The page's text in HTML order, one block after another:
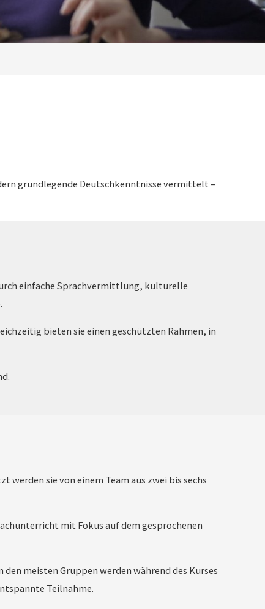
grundlegende Deutschkenntnisse vermittelt –
einfache Sprachvermittlung, kulturelle
bieten sie einen geschützten Rahmen, in
sie von einem Team aus zwei bis sechs
mit Fokus auf dem gesprochenen
meisten Gruppen werden während des Kurses
Teilnahme.